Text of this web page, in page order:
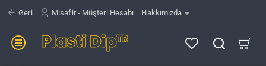
Geri Misafir - Müşteri Hesabı Hakkımızda